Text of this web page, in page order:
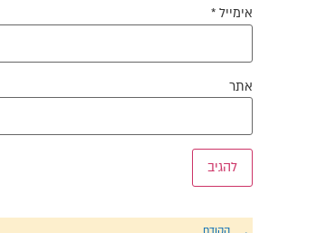
אימייל *
אתר